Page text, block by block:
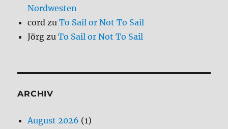
Nordwesten
cord zuTo Sail or Not To Sail
Jörg zuTo Sail or Not To Sail
ARCHIV
August 2026 (1)